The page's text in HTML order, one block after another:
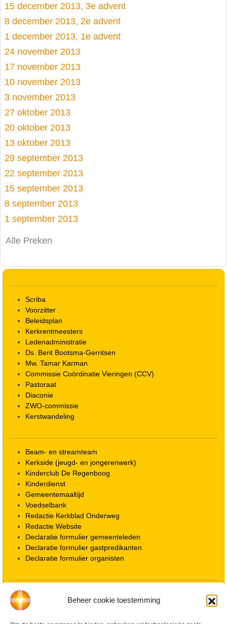
Beheer cookie toestemming
15 december 2013, 3e advent
8 december 2013, 2e advent
1 december 2013, 1e advent
24 november 2013
17 november 2013
10 november 2013
3 november 2013
27 oktober 2013
20 oktober 2013
13 oktober 2013
29 september 2013
22 september 2013
15 september 2013
8 september 2013
1 september 2013
Alle Preken
Scriba
Voorzitter
Beleidsplan
Kerkrentmeesters
Ledenadministratie
Ds. Berit Bootsma-Gerritsen
Mw. Tamar Karman
Commissie Coördinatie Vieringen (CCV)
Pastoraat
Diaconie
ZWO-commissie
Kerstwandeling
Beam- en streamteam
Kerkside (jeugd- en jongerenwerk)
Kinderclub De Regenboog
Kinderdienst
Gemeentemaaltijd
Voedselbank
Redactie Kerkblad Onderweg
Redactie Website
Declaratie formulier gemeenteleden
Declaratie formulier gastpredikanten
Declaratie formulier organisten
Locatie kerk
ANBI informatie PGWD